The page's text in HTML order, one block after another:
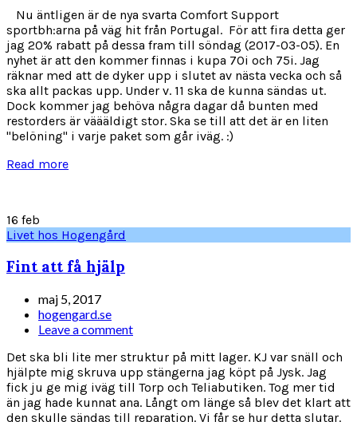
Nu äntligen är de nya svarta Comfort Support
sportbh:arna på väg hit från Portugal. För att fira detta ger
jag 20% rabatt på dessa fram till söndag (2017-03-05). En
nyhet är att den kommer finnas i kupa 70i och 75i. Jag
räknar med att de dyker upp i slutet av nästa vecka och så
ska allt packas upp. Under v. 11 ska de kunna sändas ut.
Dock kommer jag behöva några dagar då bunten med
restorders är väääldigt stor. Ska se till att det är en liten
"belöning" i varje paket som går iväg. :)
Read more
16 feb
Livet hos Hogengård
Fint att få hjälp
maj 5, 2017
hogengard.se
Leave a comment
Det ska bli lite mer struktur på mitt lager. KJ var snäll och
hjälpte mig skruva upp stängerna jag köpt på Jysk. Jag
fick ju ge mig iväg till Torp och Teliabutiken. Tog mer tid
än jag hade kunnat ana. Långt om länge så blev det klart att
den skulle sändas till reparation. Vi får se hur detta slutar.